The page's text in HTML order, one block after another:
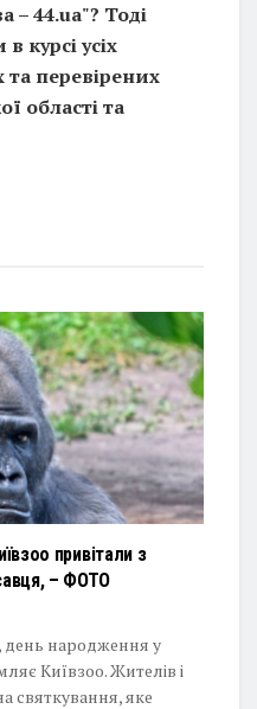
– 44.ua"? Тоді
курсі усіх
перевірених
області та
привітали з
– ФОТО
день народження у
Київзоо. Жителів і
святкування, яке